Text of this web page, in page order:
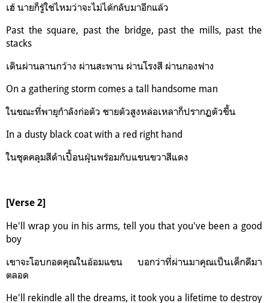
เฮ้ นายก็รู้ใช่ไหมว่าจะไม่ได้กลับมาอีกแล้ว
Past the square, past the bridge, past the mills, past the
stacks
เดินผ่านลานกว้าง ผ่านสะพาน ผ่านโรงสี ผ่านกองฟาง
On a gathering storm comes a tall handsome man
ในขณะที่พายุกำลังก่อตัว ชายตัวสูงหล่อเหลาก็ปรากฏตัวขึ้น
In a dusty black coat with a red right hand
ในชุดคลุมสีดำเปื้อนฝุ่นพร้อมกับแขนขวาสีแดง
[Verse 2]
He'll wrap you in his arms, tell you that you've been a good
boy
เขาจะโอบกอดคุณในอ้อมแขน บอกว่าที่ผ่านมาคุณเป็นเด็กดีมา
ตลอด
He'll rekindle all the dreams, it took you a lifetime to destroy